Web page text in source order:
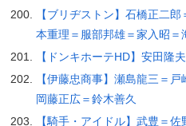
【ブリヂストン】石橋正二
本重理＝服部邦雄＝家入昭＝
【ドンキホーテHD】安田隆夫
【伊藤忠商事】瀬島龍三＝
岡藤正広＝鈴木善久
【騎手・アイドル】武豊＝佐